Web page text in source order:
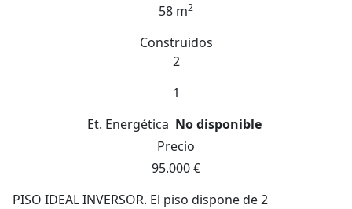
58 m2
Construidos
2
1
Et. Energética No disponible
Precio
95.000 €
PISO IDEAL INVERSOR. El piso dispone de 2